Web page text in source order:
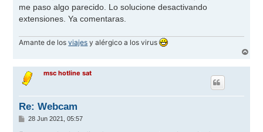
a
j
e
me paso algo parecido. Lo solucione desactivando
extensiones. Ya comentaras.
Amante de losviajes y alérgico a los virus
r
msc hotline sat
Re: Webcam
M
28 Jun 2021, 05:57